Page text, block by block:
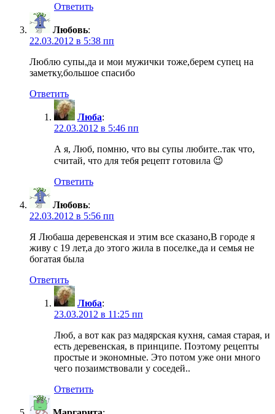
Ответить
Любовь:
22.03.2012 в 5:38 пп
Люблю супы,да и мои мужички тоже,берем супец на
заметку,большое спасибо
Ответить
Люба:
22.03.2012 в 5:46 пп
А я, Люб, помню, что вы супы любите..так что,
считай, что для тебя рецепт готовила 😉
Ответить
Любовь:
22.03.2012 в 5:56 пп
Я Любаша деревенская и этим все сказано,В городе я
живу с 19 лет,а до этого жила в поселке,да и семья не
богатая была
Ответить
Люба:
23.03.2012 в 11:25 пп
Люб, а вот как раз мадярская кухня, самая старая, и
есть деревенская, в принципе. Поэтому рецепты
простые и экономные. Это потом уже они много
чего позаимствовали у соседей..
Ответить